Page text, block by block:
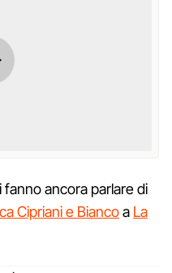
fanno ancora parlare di
Cipriani e Biancoa La